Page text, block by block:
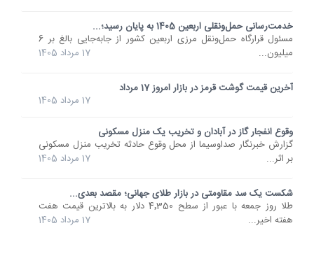
خدمت‌رسانی حمل‌ونقلی اربعین 1405 به پایان رسید؛...
مسئول قرارگاه حمل‌ونقل مرزی اربعین کشور از جابه‌جایی بالغ بر 6
میلیون...
17 مرداد 1405
آخرین قیمت گوشت قرمز در بازار امروز 17 مرداد
17 مرداد 1405
وقوع انفجار گاز در آبادان و تخریب یک منزل مسکونی
گزارش خبرنگار صداوسیما از محل وقوع حادثه‌ تخریب منزل مسکونی
بر اثر...
17 مرداد 1405
شکست یک سد مقاومتی در بازار طلای جهانی؛ مقصد بعدی...
طلا روز جمعه با عبور از سطح 4٬350 دلار به بالاترین قیمت هفت
هفته اخیر...
17 مرداد 1405